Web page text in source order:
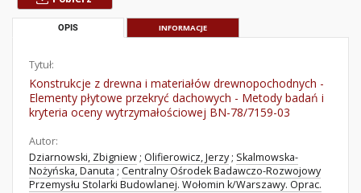
OPIS INFORMACJE
Tytuł:
Konstrukcje z drewna i materiałów drewnopochodnych -
Elementy płytowe przekryć dachowych - Metody badań i
kryteria oceny wytrzymałościowej BN-78/7159-03
Autor:
Dziarnowski, Zbigniew ; Olifierowicz, Jerzy ; Skalmowska-
Nożyńska, Danuta ; Centralny Ośrodek Badawczo-Rozwojowy
Przemysłu Stolarki Budowlanej. Wołomin k/Warszawy. Oprac.